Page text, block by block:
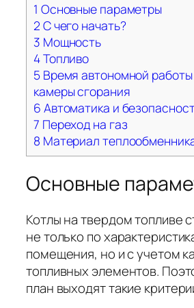
1 Основные параметры
2 С чего начать?
3 Мощность
4Топливо
5Время автономной
камеры сгорания
6 Автоматика и
7 Переход на газ
8 Материал
Основные
Котлы на твердом топливе
не только по
помещения, но и с учетом
топливных элементов.
план выходят такие